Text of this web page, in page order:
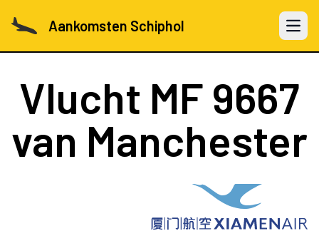
Aankomsten Schiphol Open
Vlucht MF 9667
van Manchester